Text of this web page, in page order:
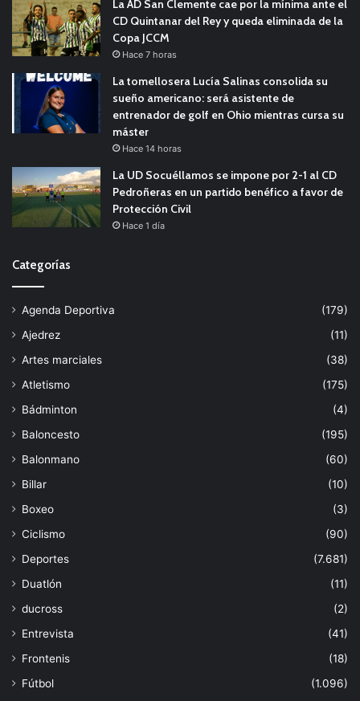
La AD San Clemente cae por la mínima ante el
CD Quintanar del Rey y queda eliminada de la
Copa JCCM
Hace 7 horas
La tomellosera Lucía Salinas consolida su
sueño americano: será asistente de
entrenador de golf en Ohio mientras cursa su
máster
Hace 14 horas
La UD Socuéllamos se impone por 2-1 al CD
Pedroñeras en un partido benéfico a favor de
Protección Civil
Hace 1 día
Categorías
Agenda Deportiva
(179)
Ajedrez
(11)
Artes marciales
(38)
Atletismo
(175)
Bádminton
(4)
Baloncesto
(195)
Balonmano
(60)
Billar
(10)
Boxeo
(3)
Ciclismo
(90)
Deportes
(7.681)
Duatlón
(11)
ducross
(2)
Entrevista
(41)
Frontenis
(18)
Fútbol
(1.096)